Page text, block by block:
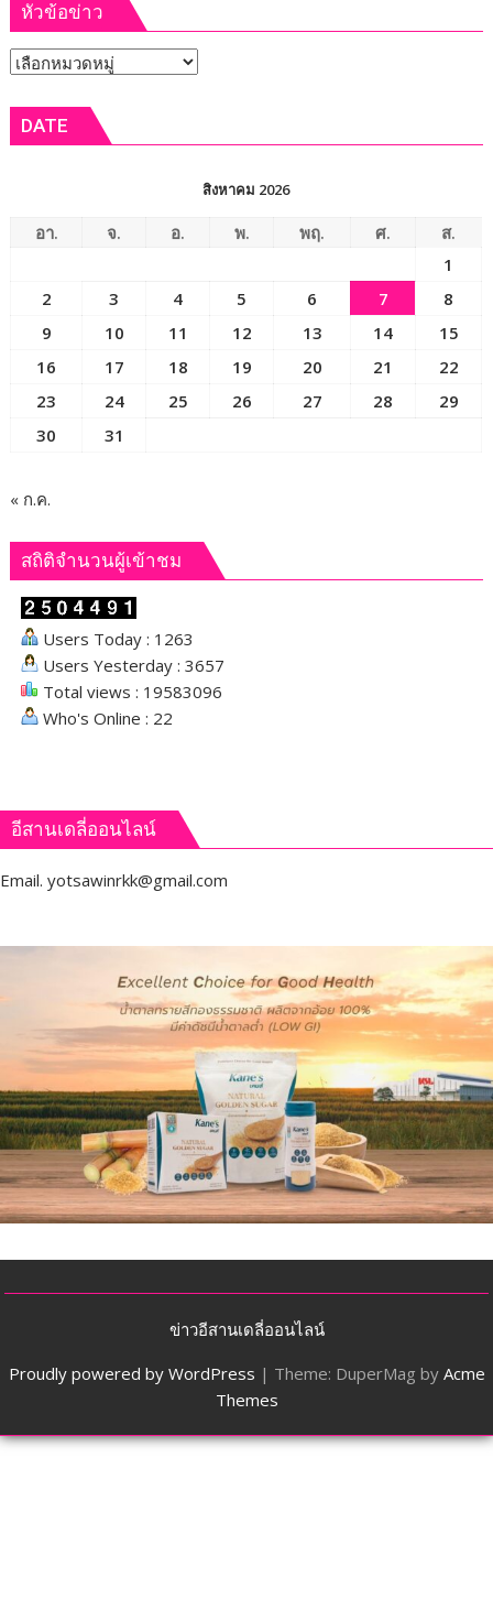
โซน)ชม
ลักษณ์
อีสาน
ภาค 4 มี
อบจ.ขอนแก่น
ใหม่
กกต.
ภายใน 60 วัน
หัวข้อข่าว
หัวข้อ
DATE
สิงหาคม 2026
อา. จ. อ. พ. พฤ. ศ.
ส.
1
2
3 4 5 6 7
8
9
10 11 12 13 14
15
16
17 18 19 20 21
22
23
24 25 26 27 28
29
30
31
« ก.ค.
สถิติจำนวนผู้เข้าชม
Users Today : 1263
Users Yesterday : 3657
Total views : 19583096
Who's Online : 22
อีสานเดลี่ออนไลน์
Email. yotsawinrkk@gmail.com
ข่าวอีสานเดลี่ออนไลน์
Proudly powered by WordPress | Theme: DuperMag by Acme
Themes